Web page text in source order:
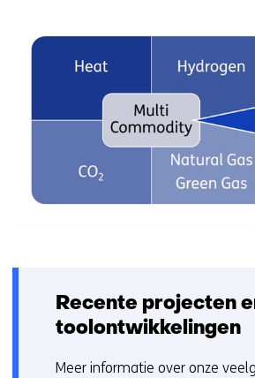
Recente projecten
toolontwikkelingen
Meer informatie over onze